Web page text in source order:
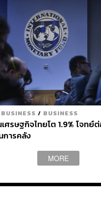
BUSINESS / BUSINESS
ศรษฐกิจไทยโต 1.9% โจทย์
การคลัง
MORE